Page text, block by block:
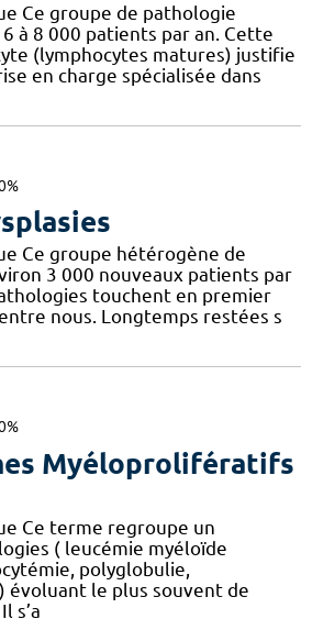
Ce groupe de pathologie
à 8 000 patients par an. Cette
(lymphocytes matures) justifie
en charge spécialisée dans
Ce groupe hétérogène de
3 000 nouveaux patients par
touchent en premier
nous. Longtemps restées s
Myéloprolifératifs
Ce terme regroupe un
( leucémie myéloïde
polyglobulie,
évoluant le plus souvent de
s’a